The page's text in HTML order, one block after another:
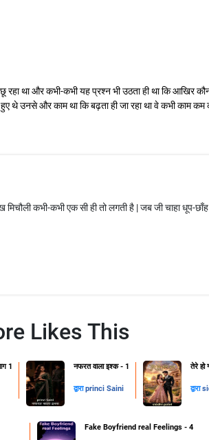
था और कभी-कभी यह प्रश्न भी उठता ही था कि आखिर
उनसे और काम था कि बढ़ता ही जा रहा था वे कभी काम कम
कभी-कभी एक सी ही तो लगती है | जब जी चाहा
Likes This
1 नफरत वाला इश्क - 1
द्वाराprinci Saini
तेरे हो
द्वारा
Fake Boyfriend real Feelings - 4